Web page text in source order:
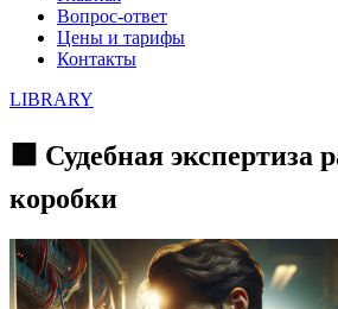
Вопрос-ответ
Цены и тарифы
Контакты
LIBRARY
🟩 Судебная экспертиза
коробки